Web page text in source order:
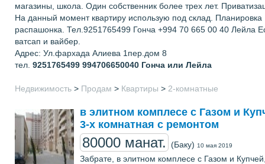
магазины, школа. Один собственник более трех лет.
На данный момент квартиру использую под склад. Планировка
распашонка. Тел.9251765499 Гонча +994 70 665 00 40 Лейла
ватсап и вайбер.
Адрес: Ул.фархада Алиева 1пер.дом 8
тел. 9251765499 994706650040 Гонча или Лейла
Недвижимость > Продам > Квартиры > 2-комнатные
в элитном комплесе с Газом и
3-х комнатная с ремонтом
80000 манат. (Баку) 10 мая 2019
Забрате, в элитном комплесе с Газом и